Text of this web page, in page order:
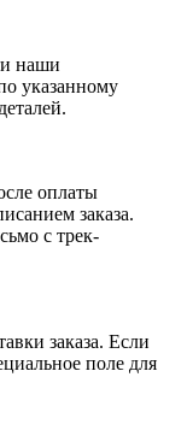
наши
указанному
оплаты
заказа.
с трек-
заказа. Если
поле для